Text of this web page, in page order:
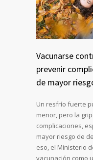
Vacunarse
prevenir
de mayor
Un resfrío fuerte
menor, pero la
complicaciones,
mayor riesgo de
eso, el Ministerio